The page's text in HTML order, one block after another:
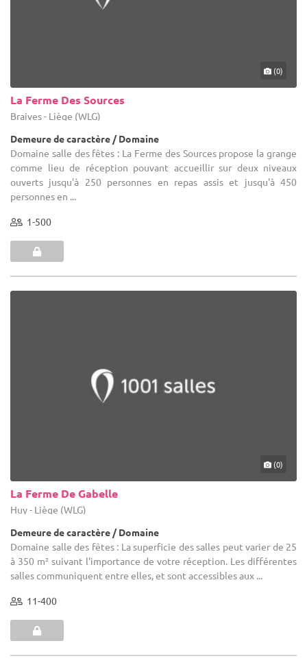
(0)
La Ferme Des Sources
Braives - Liège (WLG)
Demeure de caractère / Domaine
Domaine salle des fêtes : La Ferme des Sources propose la grange
comme lieu de réception pouvant accueillir sur deux niveaux
ouverts jusqu'à 250 personnes en repas assis et jusqu'à 450
personnes en ...
1-500
(0)
La Ferme De Gabelle
Huy - Liège (WLG)
Demeure de caractère / Domaine
Domaine salle des fêtes : La superficie des salles peut varier de 25
à 350 m² suivant l'importance de votre réception. Les différentes
salles communiquent entre elles, et sont accessibles aux ...
11-400